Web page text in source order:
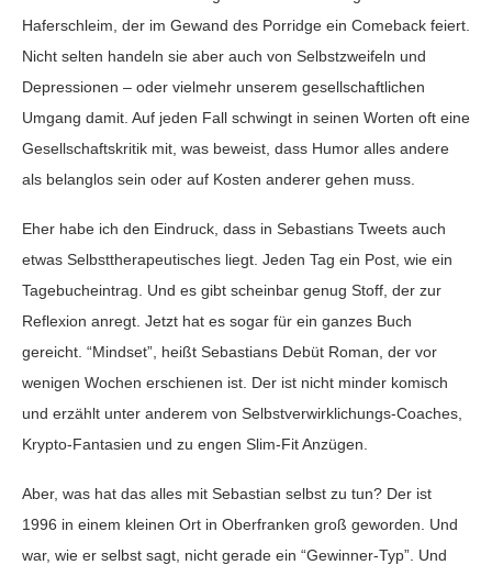
Haferschleim, der im Gewand des Porridge ein Comeback feiert.
Nicht selten handeln sie aber auch von Selbstzweifeln und
Depressionen – oder vielmehr unserem gesellschaftlichen
Umgang damit. Auf jeden Fall schwingt in seinen Worten oft eine
Gesellschaftskritik mit, was beweist, dass Humor alles andere
als belanglos sein oder auf Kosten anderer gehen muss.
Eher habe ich den Eindruck, dass in Sebastians Tweets auch
etwas Selbsttherapeutisches liegt. Jeden Tag ein Post, wie ein
Tagebucheintrag. Und es gibt scheinbar genug Stoff, der zur
Reflexion anregt. Jetzt hat es sogar für ein ganzes Buch
gereicht. “Mindset”, heißt Sebastians Debüt Roman, der vor
wenigen Wochen erschienen ist. Der ist nicht minder komisch
und erzählt unter anderem von Selbstverwirklichungs-Coaches,
Krypto-Fantasien und zu engen Slim-Fit Anzügen.
Aber, was hat das alles mit Sebastian selbst zu tun? Der ist
1996 in einem kleinen Ort in Oberfranken groß geworden. Und
war, wie er selbst sagt, nicht gerade ein “Gewinner-Typ”. Und